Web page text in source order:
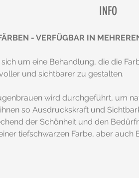
INFO
- VERFÜGBAR IN
um eine Behandlung, die die
und sichtbarer zu gestalten.
wird durchgeführt, um
so Ausdruckskraft und
der Schönheit und den
tiefschwarzen Farbe, aber